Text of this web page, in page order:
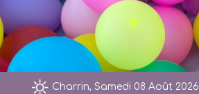
Charrin, Samedi 08 Août